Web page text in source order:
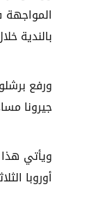
بالندية
جيرونا
ويأتي
أوروبا